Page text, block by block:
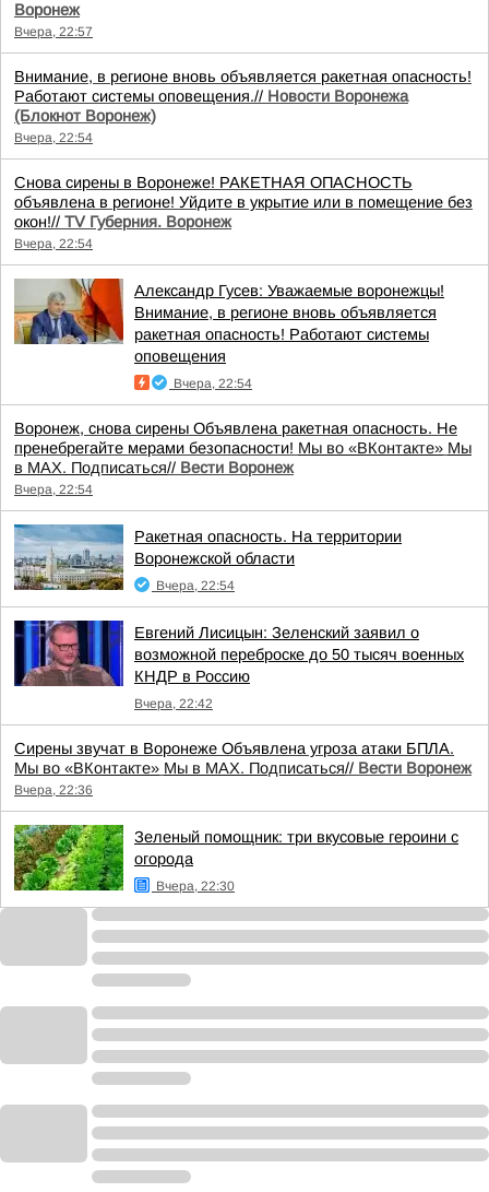
Воронеж
Вчера, 22:57
Внимание, в регионе вновь объявляется ракетная опасность!
Работают системы оповещения.// Новости Воронежа
(Блокнот Воронеж)
Вчера, 22:54
Снова сирены в Воронеже! РАКЕТНАЯ ОПАСНОСТЬ
объявлена в регионе! Уйдите в укрытие или в помещение без
окон!// TV Губерния. Воронеж
Вчера, 22:54
Александр Гусев: Уважаемые воронежцы!
Внимание, в регионе вновь объявляется
ракетная опасность! Работают системы
оповещения
Вчера, 22:54
Воронеж, снова сирены Объявлена ракетная опасность. Не
пренебрегайте мерами безопасности! Мы во «ВКонтакте» Мы
в MAX. Подписаться// Вести Воронеж
Вчера, 22:54
Ракетная опасность. На территории
Воронежской области
Вчера, 22:54
Евгений Лисицын: Зеленский заявил о
возможной переброске до 50 тысяч военных
КНДР в Россию
Вчера, 22:42
Сирены звучат в Воронеже Объявлена угроза атаки БПЛА.
Мы во «ВКонтакте» Мы в MAX. Подписаться// Вести Воронеж
Вчера, 22:36
Зеленый помощник: три вкусовые героини с
огорода
Вчера, 22:30